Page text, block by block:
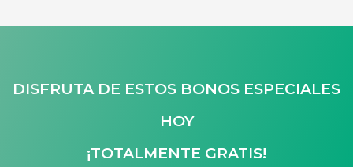
DISFRUTA DE ESTOS BONOS ESPECIALES
HOY
¡TOTALMENTE GRATIS!